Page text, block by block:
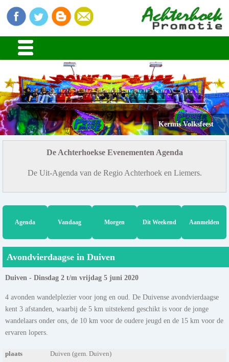
Kermis Volksfeest
De Achterhoekse Evenementen Agenda
De Uit-Agenda van de Regio Achterhoek en Liemers.
Agenda Vandaag Morgen Dit Weekend Aanmelden
Avondvierdaagse in Duiven
Duiven - Dinsdag 2 t/m vrijdag 5 juni 2020
4 avonden wandelplezier voor jong en oud. De Duivense avondvierdaagse
kent 3 afstanden, waarbij de 5 km uitstekend geschikt is voor de jonge
wandelaars onder ons, de 10 km voor de oudere jeugd en de 15 km voor de
ervaren lopers.
plaats
Duiven (gem. Duiven)